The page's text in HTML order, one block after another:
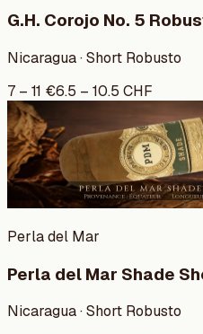
G.H. Corojo No. 5
Nicaragua · Short Robusto
7 – 11 €6.5 – 10.5 CHF
Perla del Mar
Perla del Mar Shade
Nicaragua · Short Robusto